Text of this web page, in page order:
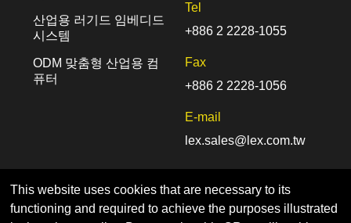
산업용 러기드 임베디드
시스템
ODM 맞춤형 산업용 컴
퓨터
Tel
+886 2 2228-1055
Fax
+886 2 2228-1056
E-mail
lex.sales@lex.com.tw
This website uses cookies that are necessary to its
functioning and required to achieve the purposes illustrated